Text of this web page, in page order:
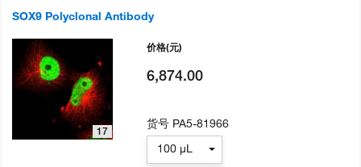
SOX9 Polyclonal Antibody
17
价格(元)
6,874.00
货号 PA5-81966
100 µL